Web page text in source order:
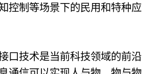
控制等场景下的民用和特种应
口技术是当前科技领域的前沿